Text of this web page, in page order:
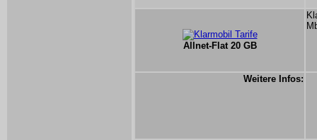
Allnet-Flat 20 GB
Weitere Infos: